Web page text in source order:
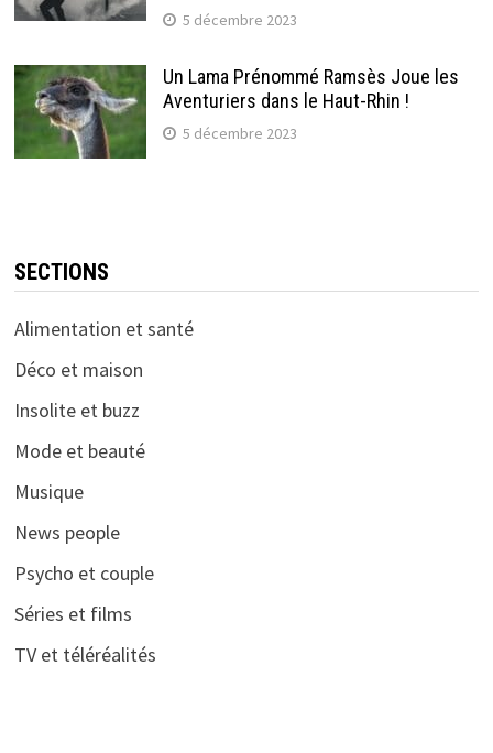
5 décembre 2023
Un Lama Prénommé Ramsès Joue les
Aventuriers dans le Haut-Rhin !
5 décembre 2023
SECTIONS
Alimentation et santé
Déco et maison
Insolite et buzz
Mode et beauté
Musique
News people
Psycho et couple
Séries et films
TV et téléréalités